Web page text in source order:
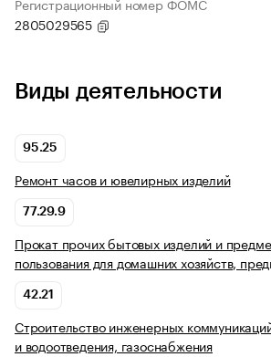
Регистрационный номер ФОМС
2805029565
Виды деятельности
95.25
Ремонт часов и ювелирных изделий
77.29.9
Прокат прочих бытовых изделий и
пользования для домашних хозяйств,
42.21
Строительство инженерных
и водоотведения, газоснабжения